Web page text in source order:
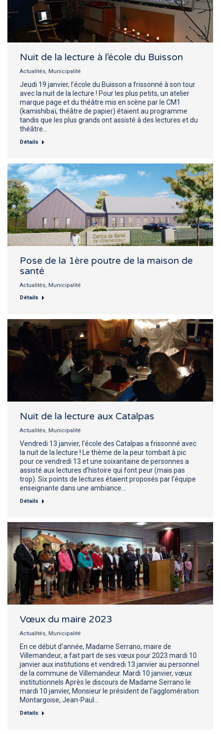
Nuit de la lecture à l’école du Buisson
Actualités, Municipalité
Jeudi 19 janvier, l’école du Buisson a frissonné à son tour
avec la nuit de la lecture ! Pour les plus petits, un atelier
marque page et du théâtre mis en scène par le CM1
(kamishibaï, théâtre de papier) étaient au programme
tandis que les plus grands ont assisté à des lectures et du
théâtre…
Détails
Pose de la 1ère poutre de la maison de
santé
Actualités, Municipalité
Détails
Nuit de la lecture aux Catalpas
Actualités, Municipalité
Vendredi 13 janvier, l’école des Catalpas a frissonné avec
la nuit de la lecture ! Le thème de la peur tombait à pic
pour ce vendredi 13 et une soixantaine de personnes a
assisté aux lectures d’histoire qui font peur (mais pas
trop). Six points de lectures étaient proposés par l’équipe
enseignante dans une ambiance…
Détails
Vœux du maire 2023
Actualités, Municipalité
En ce début d’année, Madame Serrano, maire de
Villemandeur, a fait part de ses vœux pour 2023 mardi 10
janvier aux institutions et vendredi 13 janvier au personnel
de la commune de Villemandeur. Mardi 10 janvier, vœux
institutionnels Après le discours de Madame Serrano le
mardi 10 janvier, Monsieur le président de l’agglomération
Montargoise, Jean-Paul…
Détails